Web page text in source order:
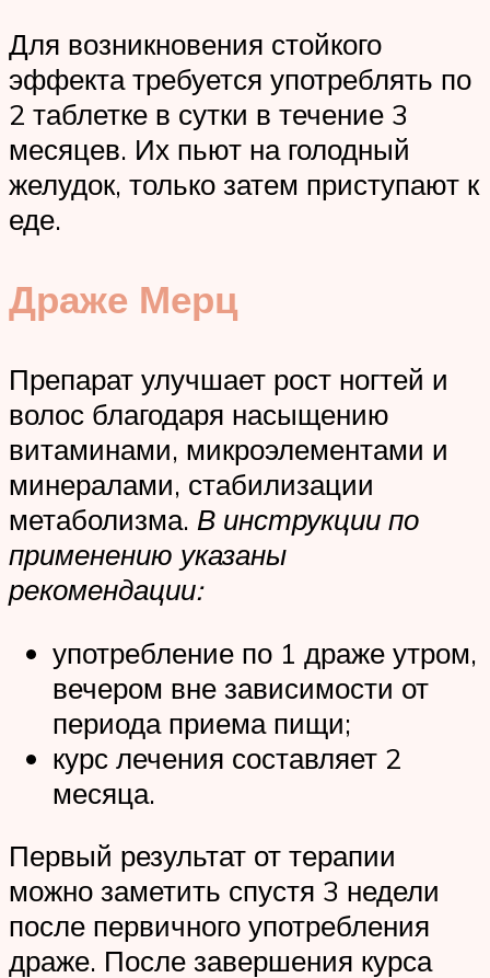
Для возникновения стойкого
эффекта требуется употреблять по
2 таблетке в сутки в течение 3
месяцев. Их пьют на голодный
желудок, только затем приступают к
еде.
Драже Мерц
Препарат улучшает рост ногтей и
волос благодаря насыщению
витаминами, микроэлементами и
минералами, стабилизации
метаболизма. В инструкции по
применению указаны
рекомендации:
употребление по 1 драже утром,
вечером вне зависимости от
периода приема пищи;
курс лечения составляет 2
месяца.
Первый результат от терапии
можно заметить спустя 3 недели
после первичного употребления
драже. После завершения курса